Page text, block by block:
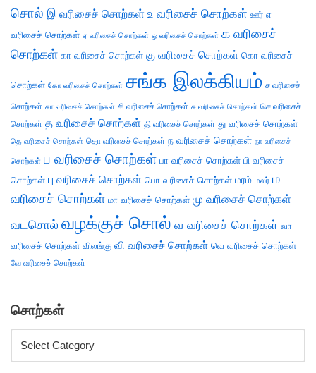
சொல் இ வரிசைச் சொற்கள் உ வரிசைச் சொற்கள் ஊர் எ
வரிசைச் சொற்கள் ஏ வரிசைச் சொற்கள் ஒ வரிசைச் சொற்கள் க வரிசைச்
சொற்கள் கா வரிசைச் சொற்கள் கு வரிசைச் சொற்கள் கொ வரிசைச்
சொற்கள் கோ வரிசைச் சொற்கள் சங்க இலக்கியம் ச வரிசைச்
சொற்கள் சா வரிசைச் சொற்கள் சி வரிசைச் சொற்கள் சு வரிசைச் சொற்கள் செ வரிசைச்
சொற்கள் த வரிசைச் சொற்கள் தி வரிசைச் சொற்கள் து வரிசைச் சொற்கள்
தெ வரிசைச் சொற்கள் தொ வரிசைச் சொற்கள் ந வரிசைச் சொற்கள் நா வரிசைச்
சொற்கள் ப வரிசைச் சொற்கள் பா வரிசைச் சொற்கள் பி வரிசைச்
சொற்கள் பு வரிசைச் சொற்கள் பொ வரிசைச் சொற்கள் மரம் மலர் ம
வரிசைச் சொற்கள் மா வரிசைச் சொற்கள் மு வரிசைச் சொற்கள்
வடசொல் வழக்குச் சொல் வ வரிசைச் சொற்கள் வா
வரிசைச் சொற்கள் விலங்கு வி வரிசைச் சொற்கள் வெ வரிசைச் சொற்கள்
வே வரிசைச் சொற்கள்
சொற்கள்